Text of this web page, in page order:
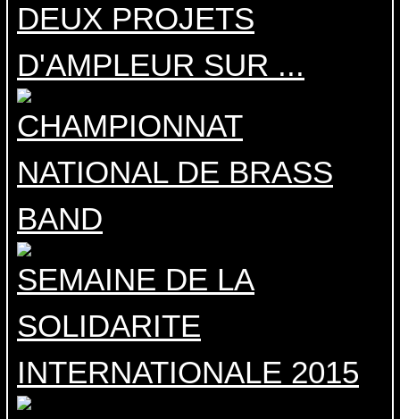
DEUX PROJETS
D'AMPLEUR SUR ...
CHAMPIONNAT
NATIONAL DE BRASS
BAND
SEMAINE DE LA
SOLIDARITE
INTERNATIONALE 2015